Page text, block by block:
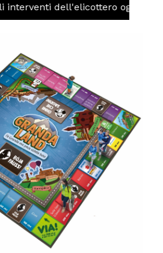
dell'elicottero oggi